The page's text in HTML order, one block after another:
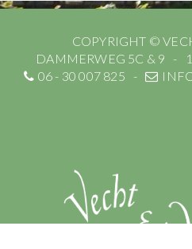
COPYRIGHT ©
DAMMERWEG 5C & 9
06 - 30 007 825